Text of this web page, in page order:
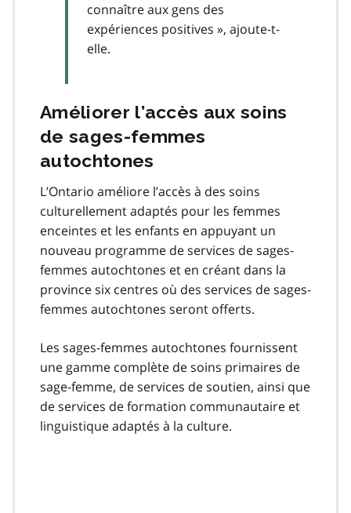
connaître aux gens des
expériences positives », ajoute-t-
elle.
Améliorer l’accès aux soins
de sages-femmes
autochtones
L’Ontario améliore l’accès à des soins
culturellement adaptés pour les femmes
enceintes et les enfants en appuyant un
nouveau programme de services de sages-
femmes autochtones et en créant dans la
province six centres où des services de sages-
femmes autochtones seront offerts.
Les sages-femmes autochtones fournissent
une gamme complète de soins primaires de
sage-femme, de services de soutien, ainsi que
de services de formation communautaire et
linguistique adaptés à la culture.